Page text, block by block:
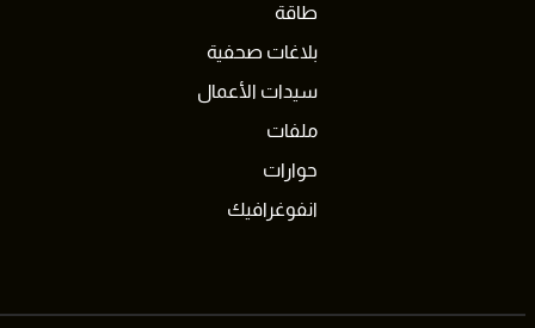
طاقة
بلاغات صحفية
سيدات الأعمال
ملفات
حوارات
انفوغرافيك